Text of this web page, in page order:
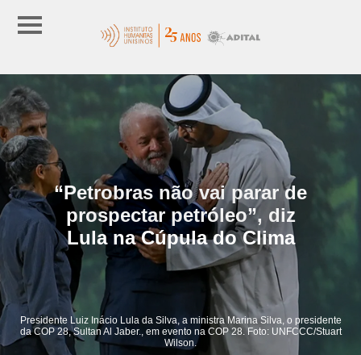
“Petrobras não vai parar de
prospectar petróleo”, diz
Lula na Cúpula do Clima
Presidente Luiz Inácio Lula da Silva, a ministra Marina Silva, o presidente
da COP 28, Sultan Al Jaber., em evento na COP 28. Foto: UNFCCC/Stuart
Wilson.